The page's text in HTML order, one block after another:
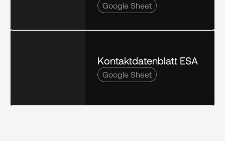
Google Sheet
Kontaktdatenblatt ESA
Google Sheet